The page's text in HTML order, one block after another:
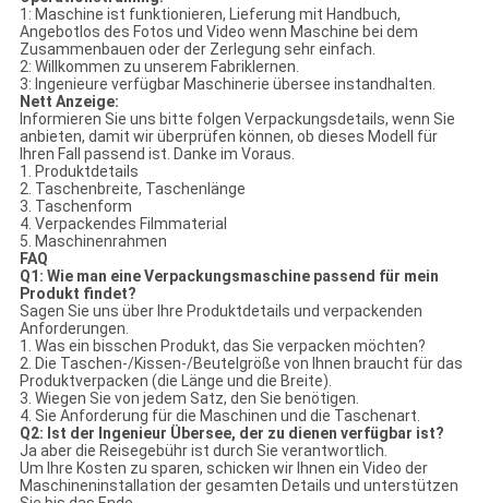
1: Maschine ist funktionieren, Lieferung mit Handbuch,
Angebotlos des Fotos und Video wenn Maschine bei dem
Zusammenbauen oder der Zerlegung sehr einfach.
2: Willkommen zu unserem Fabriklernen.
3: Ingenieure verfügbar Maschinerie übersee instandhalten.
Nett Anzeige:
Informieren Sie uns bitte folgen Verpackungsdetails, wenn Sie
anbieten, damit wir überprüfen können, ob dieses Modell für
Ihren Fall passend ist. Danke im Voraus.
1. Produktdetails
2. Taschenbreite, Taschenlänge
3. Taschenform
4. Verpackendes Filmmaterial
5. Maschinenrahmen
FAQ
Q1: Wie man eine Verpackungsmaschine passend für mein
Produkt findet?
Sagen Sie uns über Ihre Produktdetails und verpackenden
Anforderungen.
1. Was ein bisschen Produkt, das Sie verpacken möchten?
2. Die Taschen-/Kissen-/Beutelgröße von Ihnen braucht für das
Produktverpacken (die Länge und die Breite).
3. Wiegen Sie von jedem Satz, den Sie benötigen.
4. Sie Anforderung für die Maschinen und die Taschenart.
Q2: Ist der Ingenieur Übersee, der zu dienen verfügbar ist?
Ja aber die Reisegebühr ist durch Sie verantwortlich.
Um Ihre Kosten zu sparen, schicken wir Ihnen ein Video der
Maschineninstallation der gesamten Details und unterstützen